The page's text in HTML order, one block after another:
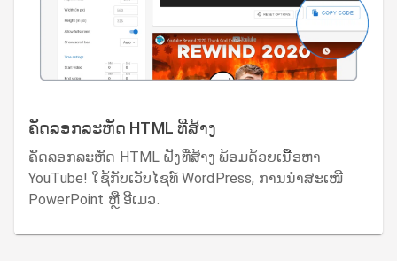
ຄັດລອກລະຫັດ HTML ທີ່ສ້າງ
ຄັດລອກລະຫັດ HTML ຝັງທີ່ສ້າງ ພ້ອມດ້ວຍເນື້ອຫາ
YouTube! ໃຊ້ກັບເວັບໄຊທ໌ WordPress, ການນໍາສະເໜີ
PowerPoint ຫຼື ອີເມວ.